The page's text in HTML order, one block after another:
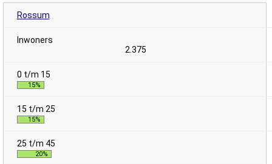
Rossum
2.375
15%
15%
20%